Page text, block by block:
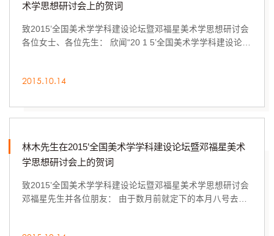
术学思想研讨会上的贺词
致2015’全国美术学学科建设论坛暨邓福星美术学思想研讨会
各位女士、各位先生： 欣闻“20 1 5’全国美术学学科建设论坛
2015.10.14
林木先生在2015’全国美术学学科建设论坛暨邓福星美术
学思想研讨会上的贺词
致2015’全国美术学学科建设论坛暨邓福星美术学思想研讨会
邓福星先生并各位朋友： 由于数月前就定下的本月八号去欧